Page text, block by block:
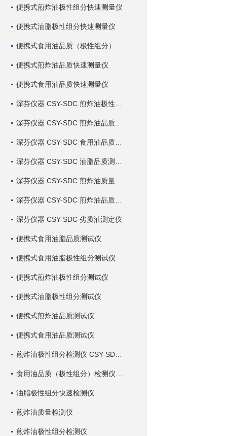
便携式煎炸油极性组分快速测量仪
便携式油脂极性组分快速测量仪
便携式煎炸油品质快速测量仪
便携式食用油品质快速测量仪
深芬仪器 CSY-SDC 劣质油测定仪
便携式食用油脂品质测试仪
便携式食用油脂极性组分测试仪
便携式煎炸油极性组分测试仪
便携式油脂极性组分测试仪
便携式煎炸油品质测试仪
便携式食用油品质测试仪
油脂极性组分快速检测仪
煎炸油质量检测仪
煎炸油极性组分检测仪